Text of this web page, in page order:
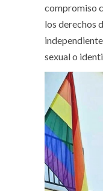
compromiso
los derechos
sexual o